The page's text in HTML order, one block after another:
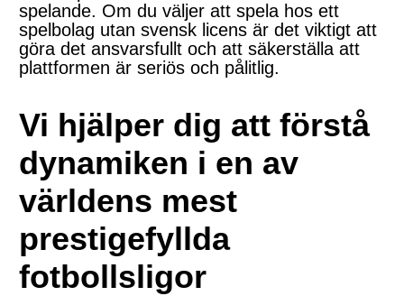
spelande. Om du väljer att spela hos ett
spelbolag utan svensk licens är det viktigt att
göra det ansvarsfullt och att säkerställa att
plattformen är seriös och pålitlig.
Vi hjälper dig att förstå
dynamiken i en av
världens mest
prestigefyllda
fotbollsligor